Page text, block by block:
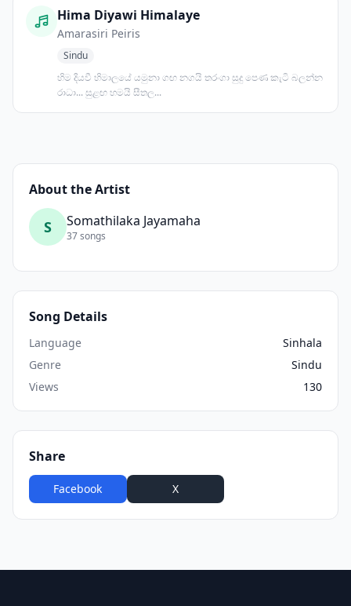
Hima Diyawi Himalaye
Amarasiri Peiris
Sindu
හිම දියවී හිමාලයේ යමුනා ගඟ නගයි තරංගා සුදු පෙණ කැටි බලන්න
රාධා... සුළඟ හමයි සීතල...
About the Artist
S Somathilaka Jayamaha
37 songs
Song Details
Language
Sinhala
Genre
Sindu
Views
130
Share
Facebook X